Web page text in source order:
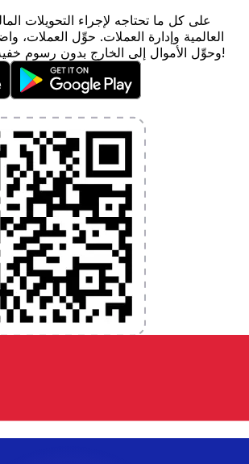
العالمية وإدارة العملات. حوِّل العملات،
وحوِّل الأموال إلى الخارج بدون رسوم خفية. قم بالتحميل اليوم!